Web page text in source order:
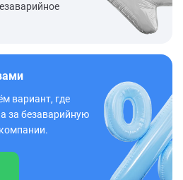
вариант, где
за безаварийную